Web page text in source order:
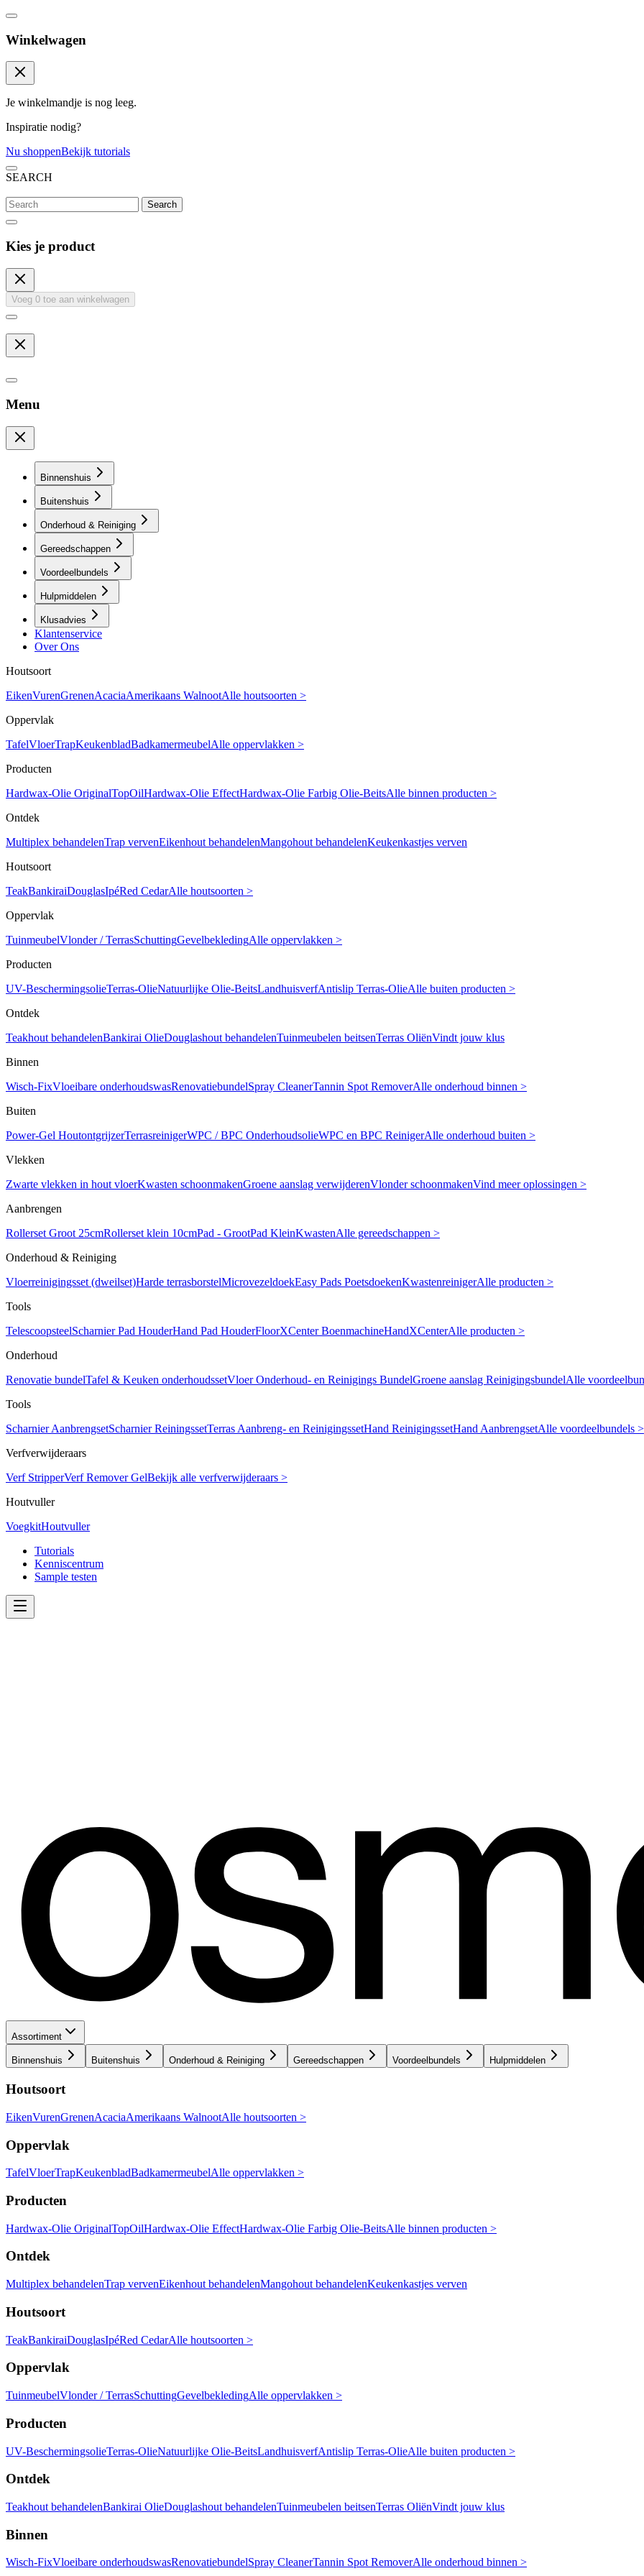
Winkelwagen
Je winkelmandje is nog leeg.
Inspiratie nodig?
Nu shoppenBekijk tutorials
SEARCH
Search
Kies je product
Voeg 0 toe aan winkelwagen
Menu
Binnenshuis
Buitenshuis
Onderhoud & Reiniging
Gereedschappen
Voordeelbundels
Hulpmiddelen
Klusadvies
Klantenservice
Over Ons
Houtsoort
EikenVurenGrenenAcaciaAmerikaans WalnootAlle houtsoorten >
Oppervlak
TafelVloerTrapKeukenbladBadkamermeubelAlle oppervlakken >
Producten
Hardwax-Olie OriginalTopOilHardwax-Olie EffectHardwax-Olie Farbig Olie-BeitsAlle binnen producten >
Ontdek
Multiplex behandelenTrap vervenEikenhout behandelenMangohout behandelenKeukenkastjes verven
Houtsoort
TeakBankiraiDouglasIpéRed CedarAlle houtsoorten >
Oppervlak
TuinmeubelVlonder / TerrasSchuttingGevelbekledingAlle oppervlakken >
Producten
UV-BeschermingsolieTerras-OlieNatuurlijke Olie-BeitsLandhuisverfAntislip Terras-OlieAlle buiten producten >
Ontdek
Teakhout behandelenBankirai OlieDouglashout behandelenTuinmeubelen beitsenTerras OliënVindt jouw klus
Binnen
Wisch-FixVloeibare onderhoudswasRenovatiebundelSpray CleanerTannin Spot RemoverAlle onderhoud binnen >
Buiten
Power-Gel HoutontgrijzerTerrasreinigerWPC / BPC OnderhoudsolieWPC en BPC ReinigerAlle onderhoud buiten >
Vlekken
Zwarte vlekken in hout vloerKwasten schoonmakenGroene aanslag verwijderenVlonder schoonmakenVind meer oplossingen >
Aanbrengen
Rollerset Groot 25cmRollerset klein 10cmPad - GrootPad KleinKwastenAlle gereedschappen >
Onderhoud & Reiniging
Vloerreinigingsset (dweilset)Harde terrasborstelMicrovezeldoekEasy Pads PoetsdoekenKwastenreinigerAlle producten >
Tools
TelescoopsteelScharnier Pad HouderHand Pad HouderFloorXCenter BoenmachineHandXCenterAlle producten >
Onderhoud
Renovatie bundelTafel & Keuken onderhoudssetVloer Onderhoud- en Reinigings BundelGroene aanslag ReinigingsbundelAlle
Tools
Scharnier AanbrengsetScharnier ReiningssetTerras Aanbreng- en ReinigingssetHand ReinigingssetHand AanbrengsetAlle voordeelbundels >
Verfverwijderaars
Verf StripperVerf Remover GelBekijk alle verfverwijderaars >
Houtvuller
VoegkitHoutvuller
Tutorials
Kenniscentrum
Sample testen
Assortiment
Binnenshuis Buitenshuis Onderhoud & Reiniging Gereedschappen Voordeelbundels Hulpmiddelen
Houtsoort
EikenVurenGrenenAcaciaAmerikaans WalnootAlle houtsoorten >
Oppervlak
TafelVloerTrapKeukenbladBadkamermeubelAlle oppervlakken >
Producten
Hardwax-Olie OriginalTopOilHardwax-Olie EffectHardwax-Olie Farbig Olie-BeitsAlle binnen producten >
Ontdek
Multiplex behandelenTrap vervenEikenhout behandelenMangohout behandelenKeukenkastjes verven
Houtsoort
TeakBankiraiDouglasIpéRed CedarAlle houtsoorten >
Oppervlak
TuinmeubelVlonder / TerrasSchuttingGevelbekledingAlle oppervlakken >
Producten
UV-BeschermingsolieTerras-OlieNatuurlijke Olie-BeitsLandhuisverfAntislip Terras-OlieAlle buiten producten >
Ontdek
Teakhout behandelenBankirai OlieDouglashout behandelenTuinmeubelen beitsenTerras OliënVindt jouw klus
Binnen
Wisch-FixVloeibare onderhoudswasRenovatiebundelSpray CleanerTannin Spot RemoverAlle onderhoud binnen >